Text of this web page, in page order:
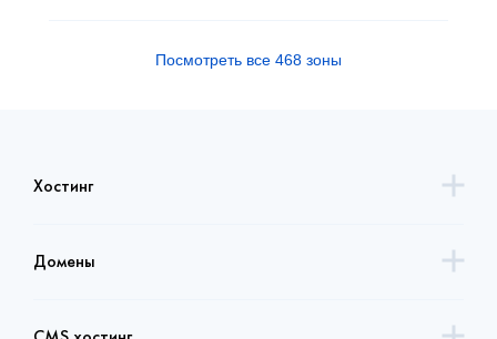
Посмотреть все 468 зоны
Хостинг
Домены